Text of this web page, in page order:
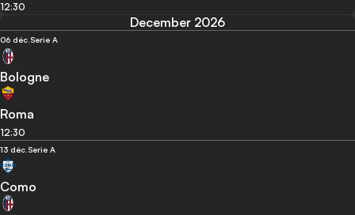
12:30
December 2026
06 déc. Serie A
Bologne
Roma
12:30
13 déc. Serie A
Como